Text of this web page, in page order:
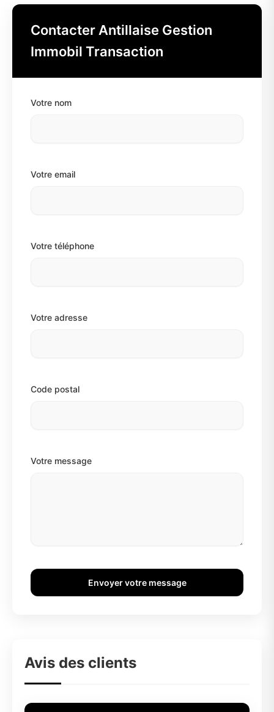
Contacter Antillaise Gestion
Immobil Transaction
Votre nom
Votre email
Votre téléphone
Votre adresse
Code postal
Votre message
Envoyer votre message
Avis des clients